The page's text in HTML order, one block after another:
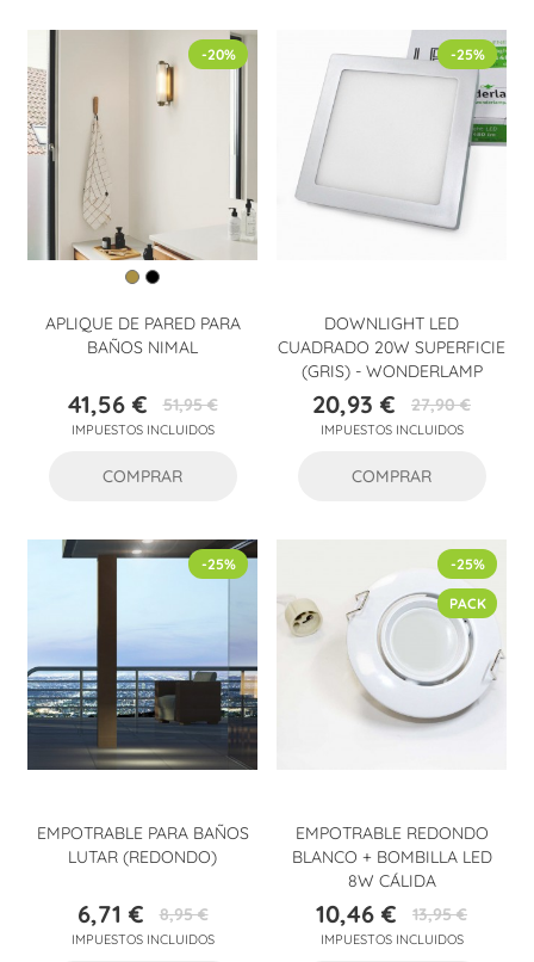
APLIQUE DE PARED PARA
BAÑOS NIMAL
Precio
41,56 €Precio
base
51,95 €
IMPUESTOS INCLUIDOS
-20%
COMPRAR
DOWNLIGHT LED
CUADRADO 20W SUPERFICIE
(GRIS) - WONDERLAMP
Precio
20,93 €Precio
base
27,90 €
IMPUESTOS INCLUIDOS
-25%
COMPRAR
EMPOTRABLE PARA BAÑOS
LUTAR (REDONDO)
Precio
6,71 €Precio
base
8,95 €
IMPUESTOS INCLUIDOS
-25%
EMPOTRABLE REDONDO
BLANCO + BOMBILLA LED
8W CÁLIDA
Precio
10,46 €Precio
base
13,95 €
IMPUESTOS INCLUIDOS
-25%
PACK